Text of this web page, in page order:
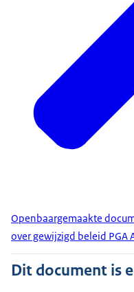
Openbaargemaakte
over gewijzigd beleid PGA
Dit document is